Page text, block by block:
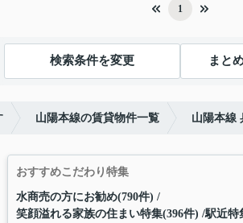
1
検索条件を変更 まと
山陽本線の賃貸物件一覧 山陽本線
おすすめこだわり特集
水商売の方にお勧め(790件)
笑顔溢れる家族の住まい特集(396件) 駅近特